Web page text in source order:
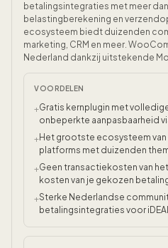
betalingsintegraties met meer
belastingberekening en
ecosysteem biedt duizenden
marketing, CRM en meer.
Nederland dankzij uitstekende
VOORDELEN
+Gratis kernplugin met
onbeperkte aanpasbaarheid
+Het grootste ecosysteem
platforms met duizenden
+Geen transactiekosten van
kosten van je gekozen
+Sterke Nederlandse
betalingsintegraties voor